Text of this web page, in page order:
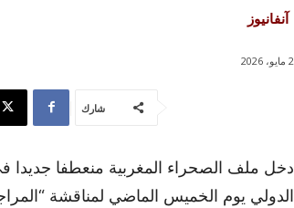
آنفانيوز
2 مايو، 2026
شارك
دخل ملف الصحراء المغربية منعطفا جديدا
الدولي يوم الخميس الماضي لمناقشة